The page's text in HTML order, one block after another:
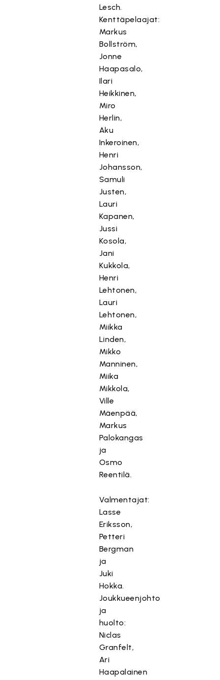
Lesch.
Kenttäpelaajat:
Markus
Bollström,
Jonne
Haapasalo,
Ilari
Heikkinen,
Miro
Herlin,
Aku
Inkeroinen,
Henri
Johansson,
Samuli
Justen,
Lauri
Kapanen,
Jussi
Kosola,
Jani
Kukkola,
Henri
Lehtonen,
Lauri
Lehtonen,
Miikka
Linden,
Mikko
Manninen,
Miika
Mikkola,
Ville
Mäenpää,
Markus
Palokangas
ja
Osmo
Reentilä.
Valmentajat:
Lasse
Eriksson,
Petteri
Bergman
ja
Juki
Hokka.
Joukkueenjohto
ja
huolto:
Niclas
Granfelt,
Ari
Haapalainen